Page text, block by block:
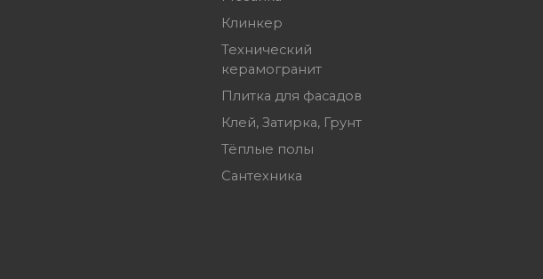
Клинкер
Технический
керамогранит
Плитка для фасадов
Клей, Затирка, Грунт
Тёплые полы
Сантехника